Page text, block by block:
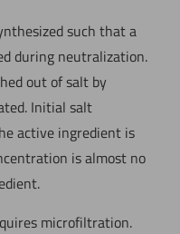
such that a
during neutralization.
out of salt by
Initial salt
active ingredient is
is almost no
microfiltration.